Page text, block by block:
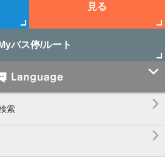
見る
Myバス停/ルート

索 
